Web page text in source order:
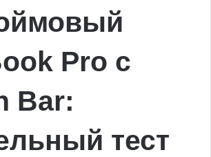
Pro с
Bar:
тест